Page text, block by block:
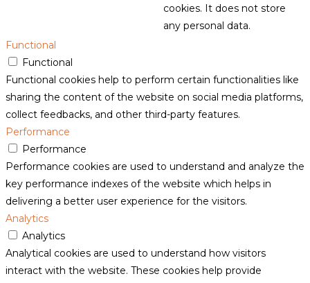
cookies. It does not store
any personal data.
Functional
Functional
Functional cookies help to perform certain functionalities like
sharing the content of the website on social media platforms,
collect feedbacks, and other third-party features.
Performance
Performance
Performance cookies are used to understand and analyze the
key performance indexes of the website which helps in
delivering a better user experience for the visitors.
Analytics
Analytics
Analytical cookies are used to understand how visitors
interact with the website. These cookies help provide